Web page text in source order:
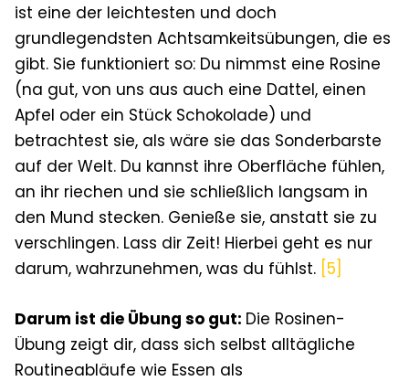
ist eine der leichtesten und doch
grundlegendsten Achtsamkeitsübungen, die es
gibt. Sie funktioniert so: Du nimmst eine Rosine
(na gut, von uns aus auch eine Dattel, einen
Apfel oder ein Stück Schokolade) und
betrachtest sie, als wäre sie das Sonderbarste
auf der Welt. Du kannst ihre Oberfläche fühlen,
an ihr riechen und sie schließlich langsam in
den Mund stecken. Genieße sie, anstatt sie zu
verschlingen. Lass dir Zeit! Hierbei geht es nur
darum, wahrzunehmen, was du fühlst. [5]
Darum ist die Übung so gut: Die Rosinen-
Übung zeigt dir, dass sich selbst alltägliche
Routineabläufe wie Essen als